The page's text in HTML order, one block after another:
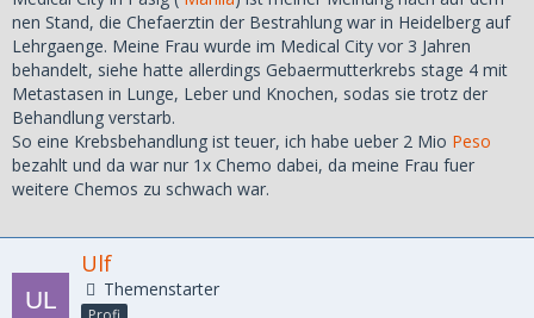
nen Stand, die Chefaerztin der Bestrahlung war in Heidelberg auf
Lehrgaenge. Meine Frau wurde im Medical City vor 3 Jahren
behandelt, siehe hatte allerdings Gebaermutterkrebs stage 4 mit
Metastasen in Lunge, Leber und Knochen, sodas sie trotz der
Behandlung verstarb.
So eine Krebsbehandlung ist teuer, ich habe ueber 2 Mio Peso
bezahlt und da war nur 1x Chemo dabei, da meine Frau fuer
weitere Chemos zu schwach war.
Ulf
Themenstarter